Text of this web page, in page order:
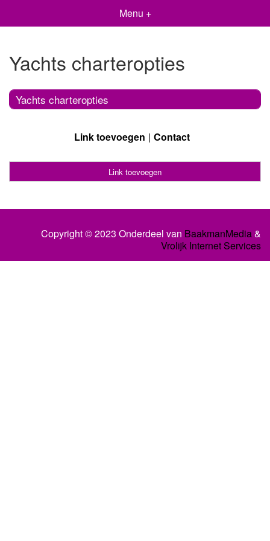
Menu +
Yachts charteropties
Yachts charteropties
Link toevoegen Contact
Link toevoegen
Copyright © 2023 Onderdeel van BaakmanMedia&
Vrolijk Internet Services